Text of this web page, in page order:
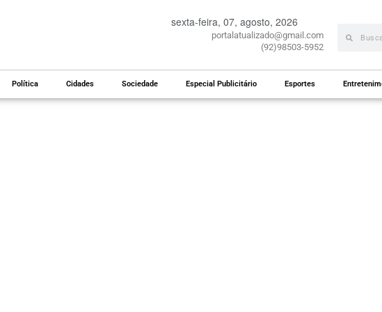
sexta-feira, 07, agosto, 2026
portalatualizado@gmail.com
(92)98503-5952
Política Cidades Sociedade Especial Publicitário Esportes